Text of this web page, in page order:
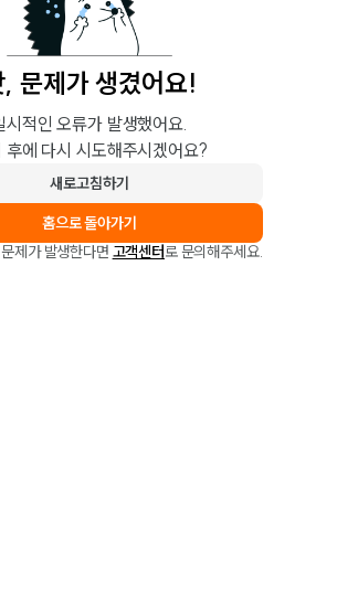
, 문제가 생겼어요!
시적인 오류가 발생했어요.
후에 다시 시도해주시겠어요?
새로고침하기
홈으로 돌아가기
제가 발생한다면 고객센터로 문의해주세요.